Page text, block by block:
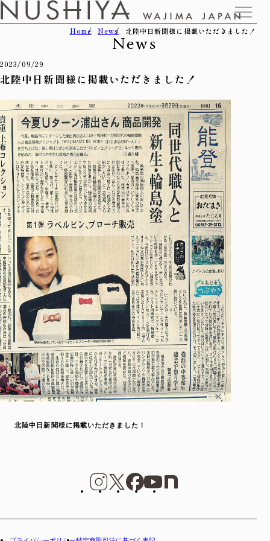
Home News 北陸中日新聞様に掲載いただきました！
News
2023/09/29
北陸中日新聞様に掲載いただきました！
北陸中日新聞様に掲載いただきました！